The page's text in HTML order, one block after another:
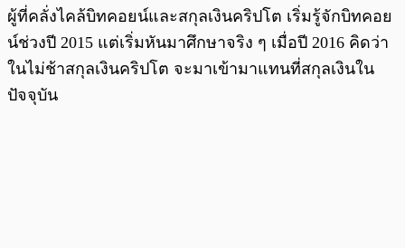
ผู้ที่คลั่งไคล้บิทคอยน์และสกุลเงินคริปโต เริ่มรู้จักบิทคอย
น์ช่วงปี 2015 แต่เริ่มหันมาศึกษาจริง ๆ เมื่อปี 2016 คิดว่า
ในไม่ช้าสกุลเงินคริปโต จะมาเข้ามาแทนที่สกุลเงินใน
ปัจจุบัน